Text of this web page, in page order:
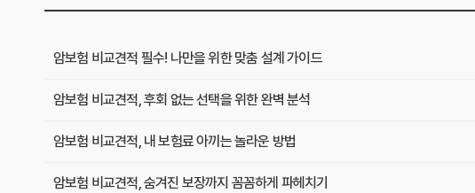
암보험 비교견적 필수! 나만을 위한 맞춤 설계 가이드
암보험 비교견적, 후회 없는 선택을 위한 완벽 분석
암보험 비교견적, 내 보험료 아끼는 놀라운 방법
암보험 비교견적, 숨겨진 보장까지 꼼꼼하게 파헤치기